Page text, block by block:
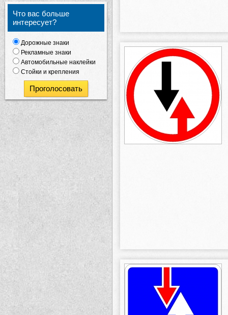
Что вас больше
интересует?
Дорожные знаки
Рекламные знаки
Автомобильные наклейки
Стойки и крепления
Проголосовать